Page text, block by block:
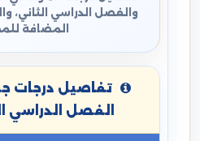
والفصل الدراسي الثاني،
المضافة
تفاصيل درجات
الفصل الدراسي